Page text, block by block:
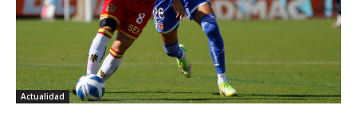
Actualidad